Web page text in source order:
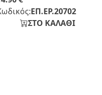
ΕΠ.ΕΡ.20702
ΣΤΟ ΚΑΛΑΘΙ